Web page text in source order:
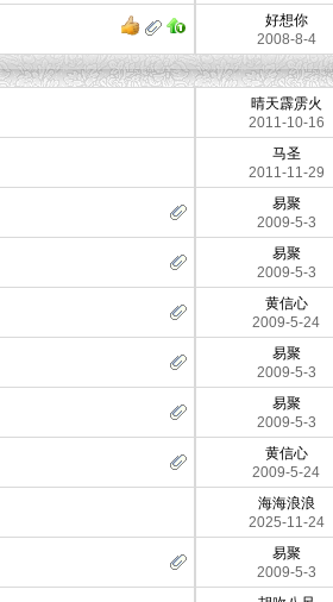
好想你
2008-8-4
晴天霹雳火
2011-10-16
马圣
2011-11-29
易聚
2009-5-3
易聚
2009-5-3
黄信心
2009-5-24
易聚
2009-5-3
易聚
2009-5-3
黄信心
2009-5-24
海海浪浪
2025-11-24
易聚
2009-5-3